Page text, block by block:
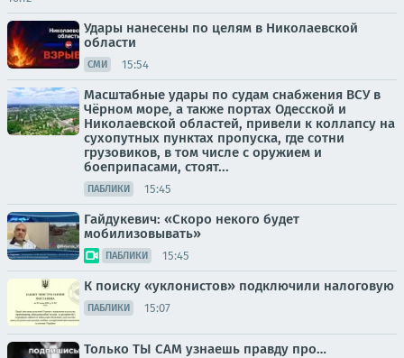
Удары нанесены по целям в Николаевской
области
СМИ 15:54
Масштабные удары по судам снабжения ВСУ в
Чёрном море, а также портах Одесской и
Николаевской областей, привели к коллапсу на
сухопутных пунктах пропуска, где сотни
грузовиков, в том числе с оружием и
боеприпасами, стоят...
ПАБЛИКИ 15:45
Гайдукевич: «Скоро некого будет
мобилизовывать»
ПАБЛИКИ 15:45
К поиску «уклонистов» подключили налоговую
ПАБЛИКИ 15:07
Только ТЫ САМ узнаешь правду про…